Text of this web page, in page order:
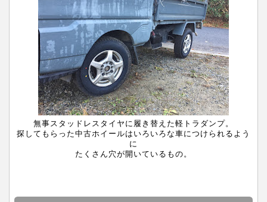
無事スタッドレスタイヤに履き替えた軽トラダンプ。
探してもらった中古ホイールはいろいろな車につけられるよう
に
たくさん穴が開いているもの。